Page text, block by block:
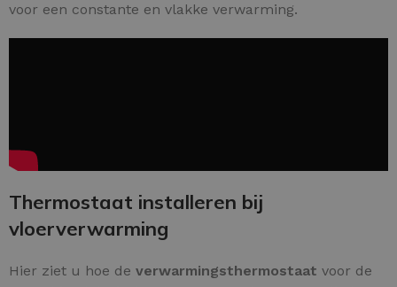
voor een constante en vlakke verwarming.
Thermostaat installeren bij
vloerverwarming
Hier ziet u hoe de verwarmingsthermostaat voor de